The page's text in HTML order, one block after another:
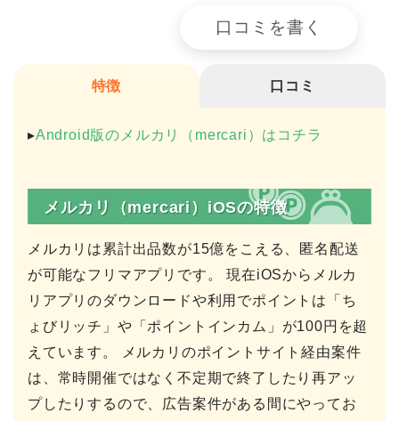
口コミを書く
特徴 口コミ
▸Android版のメルカリ（mercari）はコチラ
メルカリ（mercari）iOSの特徴
メルカリは累計出品数が15億をこえる、匿名配送
が可能なフリマアプリです。 現在iOSからメルカ
リアプリのダウンロードや利用でポイントは「ち
ょびリッチ」や「ポイントインカム」が100円を超
えています。 メルカリのポイントサイト経由案件
は、常時開催ではなく不定期で終了したり再アッ
プしたりするので、広告案件がある間にやってお